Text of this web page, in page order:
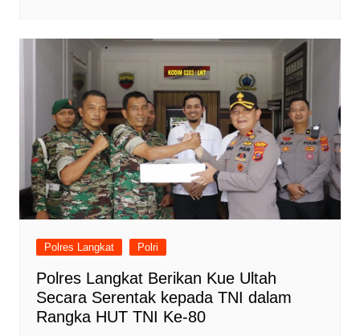
Polres Langkat Polri
Polres Langkat Berikan Kue Ultah
Secara Serentak kepada TNI dalam
Rangka HUT TNI Ke-80